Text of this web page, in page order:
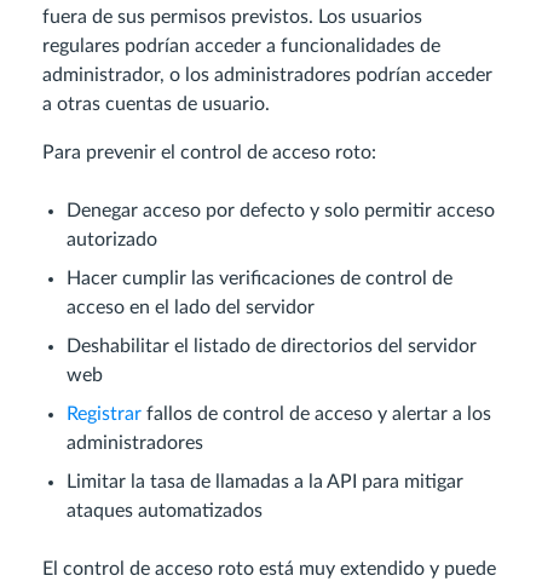
fuera de sus permisos previstos. Los usuarios
regulares podrían acceder a funcionalidades de
administrador, o los administradores podrían acceder
a otras cuentas de usuario.
Para prevenir el control de acceso roto:
Denegar acceso por defecto y solo permitir acceso
autorizado
Hacer cumplir las verificaciones de control de
acceso en el lado del servidor
Deshabilitar el listado de directorios del servidor
web
Registrar fallos de control de acceso y alertar a los
administradores
Limitar la tasa de llamadas a la API para mitigar
ataques automatizados
El control de acceso roto está muy extendido y puede